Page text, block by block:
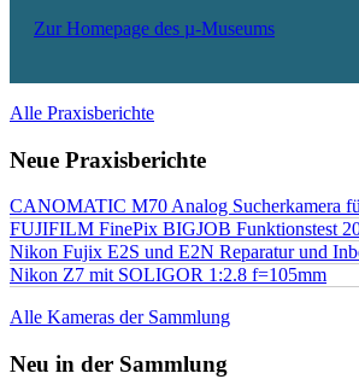
Zur Homepage des µ-Museums
Alle Praxisberichte
Neue Praxisberichte
CANOMATIC M70 Analog Sucherkamera
FUJIFILM FinePix BIGJOB Funktionstest
Nikon Fujix E2S und E2N Reparatur und
Nikon Z7 mit SOLIGOR 1:2.8 f=105mm
Alle Kameras der Sammlung
Neu in der Sammlung